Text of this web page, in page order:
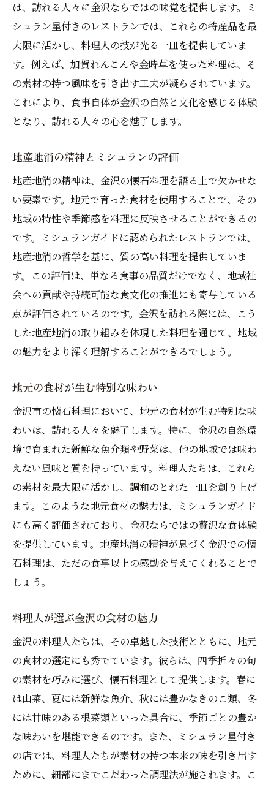
は、訪れる人々に金沢ならではの味覚を提供します。ミ
シュラン星付きのレストランでは、これらの特産品を最
大限に活かし、料理人の技が光る一皿を提供していま
す。例えば、加賀れんこんや金時草を使った料理は、そ
の素材の持つ風味を引き出す工夫が凝らされています。
これにより、食事自体が金沢の自然と文化を感じる体験
となり、訪れる人々の心を魅了します。
地産地消の精神とミシュランの評価
地産地消の精神は、金沢の懐石料理を語る上で欠かせな
い要素です。地元で育った食材を使用することで、その
地域の特性や季節感を料理に反映させることができるの
です。ミシュランガイドに認められたレストランでは、
地産地消の哲学を基に、質の高い料理を提供していま
す。この評価は、単なる食事の品質だけでなく、地域社
会への貢献や持続可能な食文化の推進にも寄与している
点が評価されているのです。金沢を訪れる際には、こう
した地産地消の取り組みを体現した料理を通じて、地域
の魅力をより深く理解することができるでしょう。
地元の食材が生む特別な味わい
金沢市の懐石料理において、地元の食材が生む特別な味
わいは、訪れる人々を魅了します。特に、金沢の自然環
境で育まれた新鮮な魚介類や野菜は、他の地域では味わ
えない風味と質を持っています。料理人たちは、これら
の素材を最大限に活かし、調和のとれた一皿を創り上げ
ます。このような地元食材の魅力は、ミシュランガイド
にも高く評価されており、金沢ならではの贅沢な食体験
を提供しています。地産地消の精神が息づく金沢での懐
石料理は、ただの食事以上の感動を与えてくれることで
しょう。
料理人が選ぶ金沢の食材の魅力
金沢の料理人たちは、その卓越した技術とともに、地元
の食材の選定にも秀でています。彼らは、四季折々の旬
の素材を巧みに選び、懐石料理として提供します。春に
は山菜、夏には新鮮な魚介、秋には豊かなきのこ類、冬
には甘味のある根菜類といった具合に、季節ごとの豊か
な味わいを堪能できるのです。また、ミシュラン星付き
の店では、料理人たちが素材の持つ本来の味を引き出す
ために、細部にまでこだわった調理法が施されます。こ